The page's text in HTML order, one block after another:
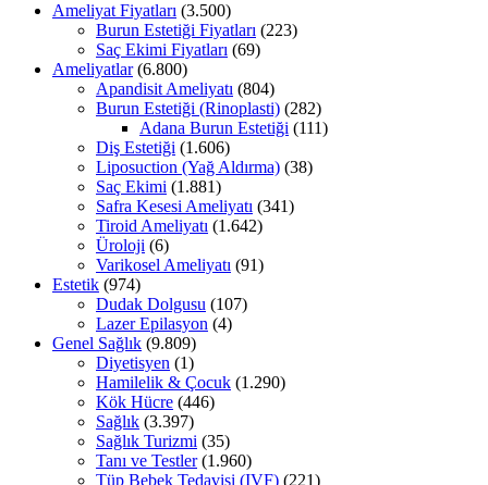
Ameliyat Fiyatları (3.500)
Burun Estetiği Fiyatları (223)
Saç Ekimi Fiyatları (69)
Ameliyatlar(6.800)
Apandisit Ameliyatı (804)
Burun Estetiği (Rinoplasti) (282)
Adana Burun Estetiği (111)
Diş Estetiği (1.606)
Liposuction (Yağ Aldırma) (38)
Saç Ekimi (1.881)
Safra Kesesi Ameliyatı (341)
Tiroid Ameliyatı (1.642)
Üroloji (6)
Varikosel Ameliyatı (91)
Estetik (974)
Dudak Dolgusu (107)
Lazer Epilasyon (4)
Genel Sağlık (9.809)
Diyetisyen (1)
Hamilelik & Çocuk (1.290)
Kök Hücre (446)
Sağlık (3.397)
Sağlık Turizmi (35)
Tanı ve Testler(1.960)
Tüp Bebek Tedavisi (IVF) (221)